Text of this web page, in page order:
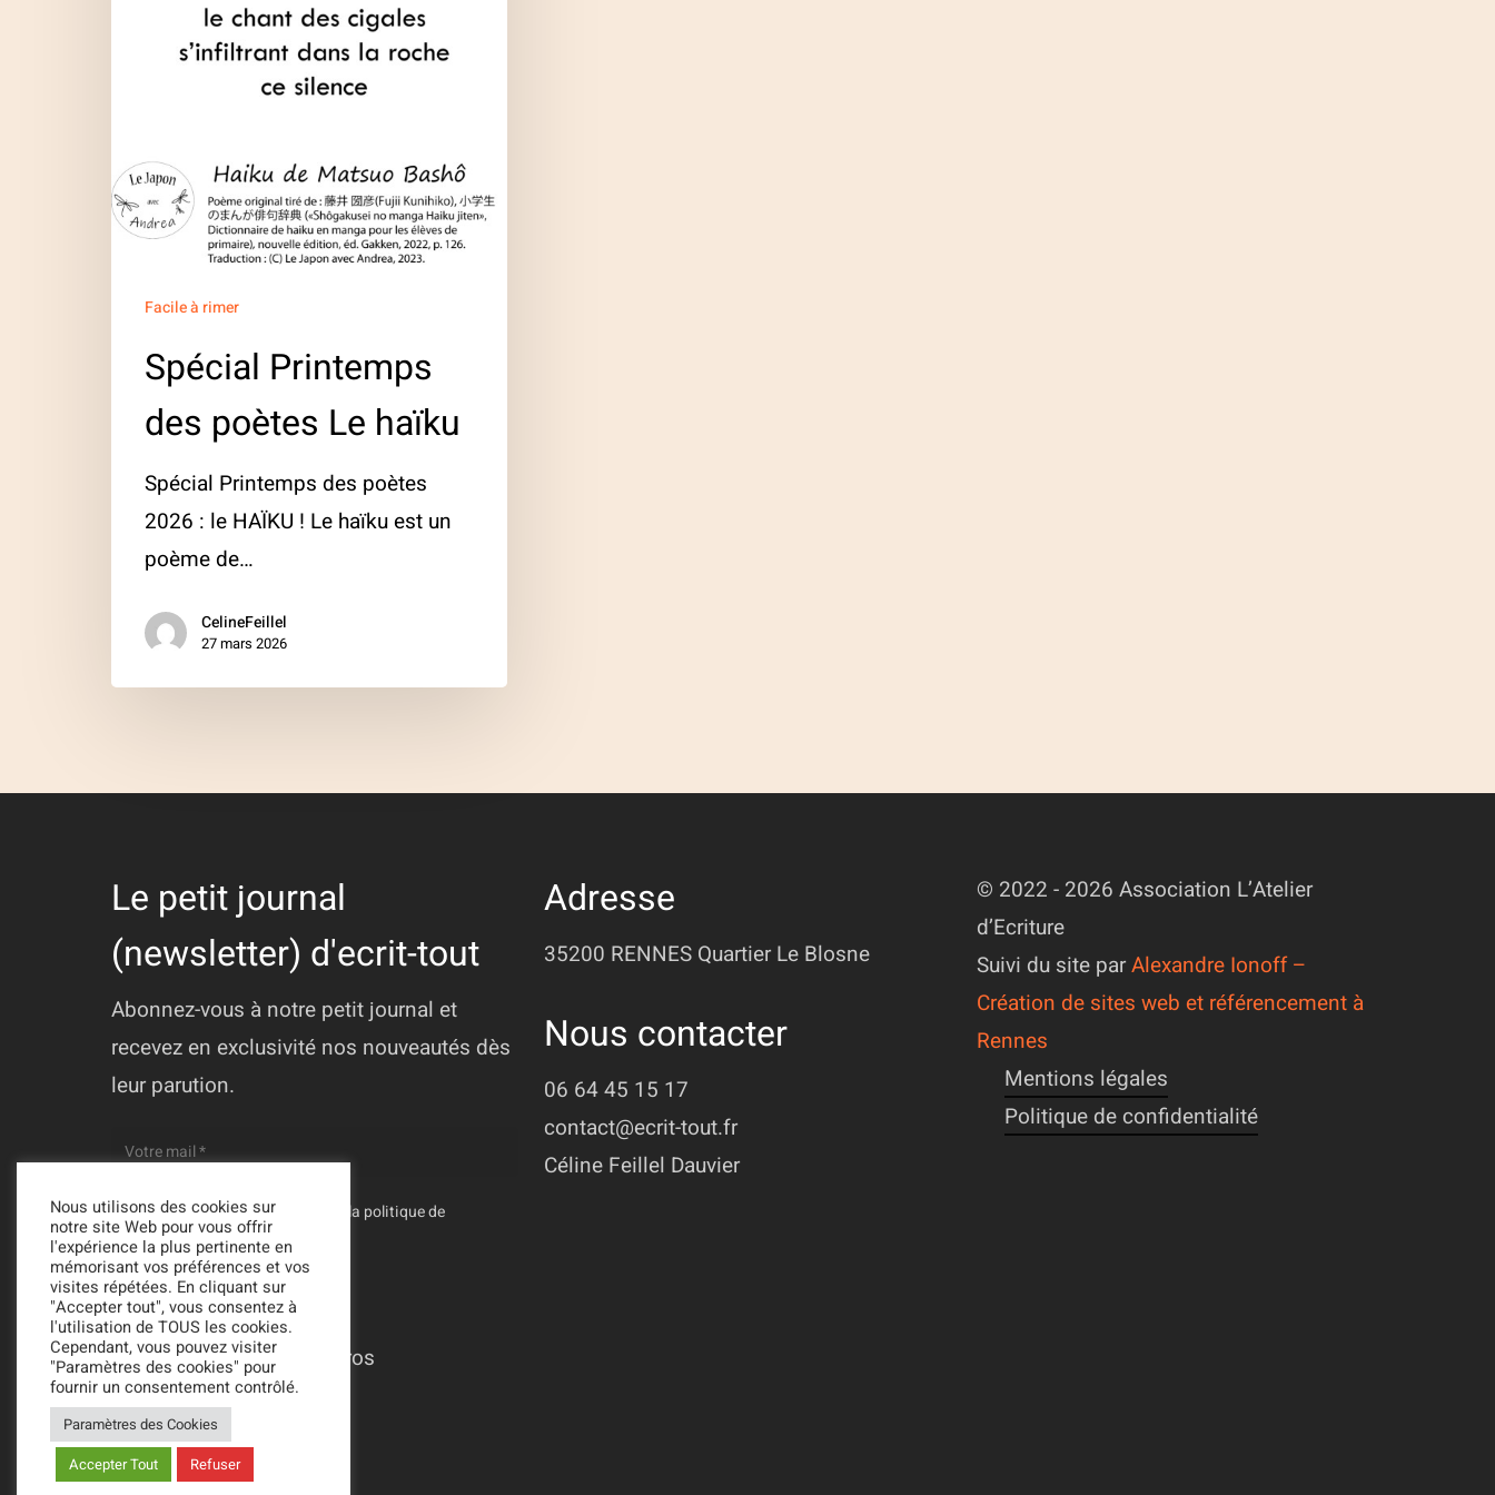
Facile à rimer
Spécial Printemps
des poètes Le haïku
Spécial Printemps des poètes
2026 : le HAÏKU ! Le haïku est un
poème de…
CelineFeillel
27 mars 2026
Le petit journal
(newsletter) d'ecrit-tout
Abonnez-vous à notre petit journal et
recevez en exclusivité nos nouveautés dès
leur parution.
En vous inscrivant, vous acceptez la politique de
confidentialitéde Ecrit-Tout
→ Lire les anciens numéros
Adresse
35200 RENNES Quartier Le Blosne
Nous contacter
06 64 45 15 17
contact@ecrit-tout.fr
Céline Feillel Dauvier
© 2022 - 2026 Association L’Atelier
d’Ecriture
Suivi du site parAlexandre Ionoff –
Création de sites web et référencement à
Rennes
Mentions légales
Politique de confidentialité
Nous utilisons des cookies sur
notre site Web pour vous offrir
l'expérience la plus pertinente en
mémorisant vos préférences et vos
visites répétées. En cliquant sur
"Accepter tout", vous consentez à
l'utilisation de TOUS les cookies.
Cependant, vous pouvez visiter
"Paramètres des cookies" pour
fournir un consentement contrôlé.
Paramètres des Cookies
Accepter Tout
Refuser